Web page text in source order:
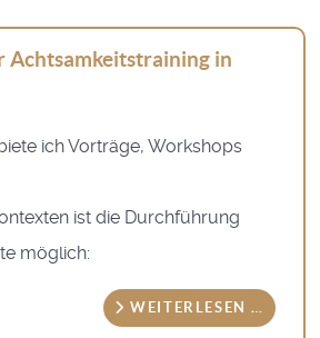
Achtsamkeitstraining in
ich Vorträge, Workshops
ist die Durchführung
möglich:
WEITERLESEN …